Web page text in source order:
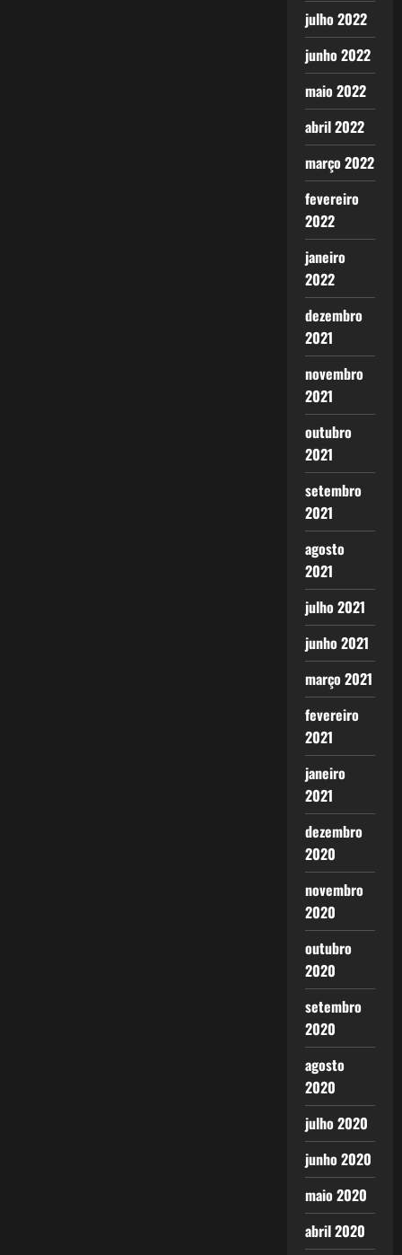
julho 2022
junho 2022
maio 2022
abril 2022
março 2022
fevereiro
2022
janeiro
2022
dezembro
2021
novembro
2021
outubro
2021
setembro
2021
agosto
2021
julho 2021
junho 2021
março 2021
fevereiro
2021
janeiro
2021
dezembro
2020
novembro
2020
outubro
2020
setembro
2020
agosto
2020
julho 2020
junho 2020
maio 2020
abril 2020